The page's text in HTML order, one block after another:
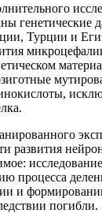
генетические
Турции и
развития
процесса
и
погибли.